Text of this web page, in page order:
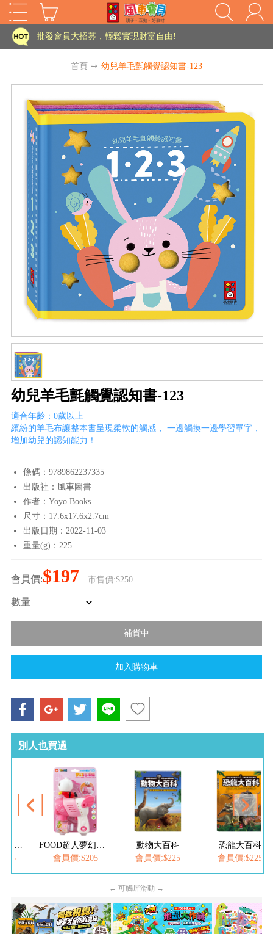
家長樂了!「風車書版集團暨FOOD超人企業總部」目前正興建中!
批發會員大招募，輕鬆實現財富自由!
老師您好!!幼教會員火熱招募中~
海外購物免煩惱！點我查看『海外購物流程說明』
批發會員大招募，輕鬆實現財富自由!
老師您好!!幼教會員火熱招募中~
海外購物免煩惱！點我查看『海外購物流程說明』
首頁 ➙ 幼兒羊毛氈觸覺認知書-123
幼兒羊毛氈觸覺認知書-123
適合年齡：0歲以上
繽紛的羊毛布讓整本書呈現柔軟的觸感， 一邊觸摸一邊學習單字，
增加幼兒的認知能力！
條碼：9789862237335
出版社：風車圖書
作者：Yoyo Books
尺寸：17.6x17.6x2.7cm
出版日期：2022-11-03
重量(g)：225
會員價:$197 市售價:$250
數量
別人也買過
會員價:$205
動物大百科
會員價:$225
恐龍大百科
會員價:$225
← 可觸屏滑動 →